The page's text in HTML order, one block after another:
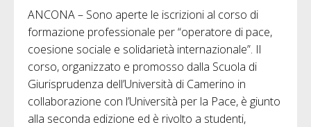
ANCONA – Sono aperte le iscrizioni al corso di
formazione professionale per “operatore di pace,
coesione sociale e solidarietà internazionale”. Il
corso, organizzato e promosso dalla Scuola di
Giurisprudenza dell’Università di Camerino in
collaborazione con l’Università per la Pace, è giunto
alla seconda edizione ed è rivolto a studenti,